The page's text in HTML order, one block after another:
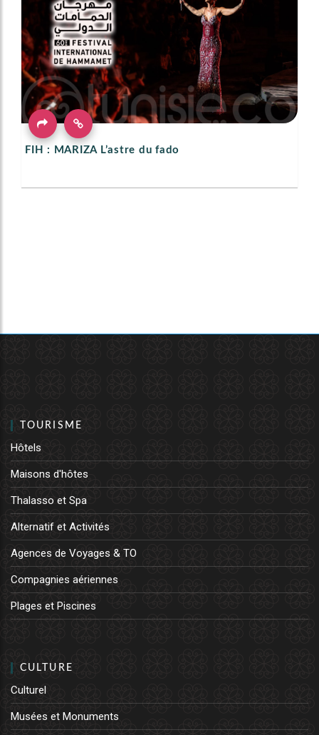
FIH : MARIZA L’astre du fado
TOURISME
Hôtels
Maisons d'hôtes
Thalasso et Spa
Alternatif et Activités
Agences de Voyages & TO
Compagnies aériennes
Plages et Piscines
CULTURE
Culturel
Musées et Monuments